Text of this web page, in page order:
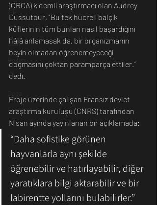
Tıp
İnsan
Uzay
Resim
Sanat
Fotoğrafçılık
(CRCA) kıdemli araştırmacı olan Audrey
Dussutour, "Bu tek hücreli balçık
küflerinin tüm bunları nasıl başardığını
hâlâ anlamasak da, bir organizmanın
beyin olmadan öğrenemeyeceği
dogmasını çoktan paramparça ettiler."
dedi.
Proje üzerinde çalışan Fransız devlet
araştırma kuruluşu (CNRS) tarafından
Nisan ayında yayınlanan bir açıklamada:
“Daha sofistike görünen
hayvanlarla aynı şekilde
öğrenebilir ve hatırlayabilir, diğer
yaratıklara bilgi aktarabilir ve bir
labirentte yollarını bulabilirler.”